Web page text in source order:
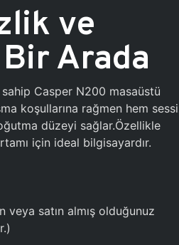
ve
Arada
Casper N200 masaüstü
koşullarına rağmen hem
düzeyi sağlar.Özellikle
için ideal bilgisayardır.
satın almış olduğunuz